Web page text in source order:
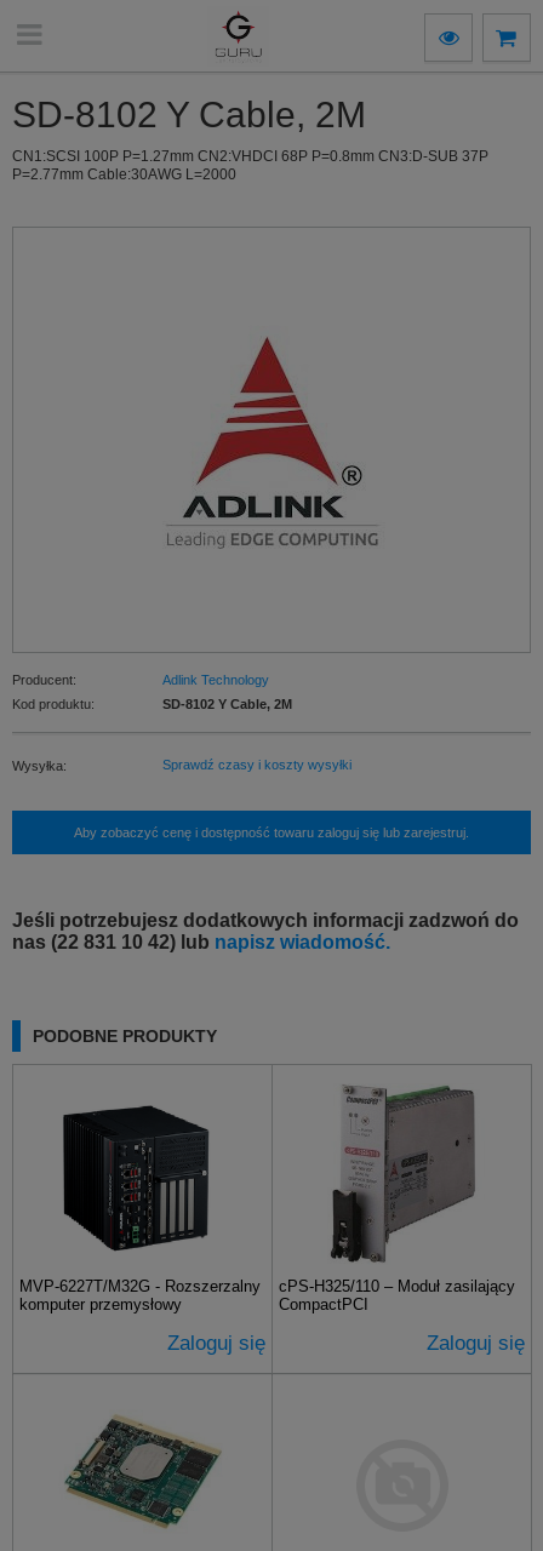
SD-8102 Y Cable, 2M
CN1:SCSI 100P P=1.27mm CN2:VHDCI 68P P=0.8mm CN3:D-SUB 37P
P=2.77mm Cable:30AWG L=2000
Producent:
Adlink Technology
Kod produktu:
SD-8102 Y Cable, 2M
Wysyłka: Sprawdź czasy i koszty wysyłki
Aby zobaczyć cenę i dostępność towaru zaloguj się lub zarejestruj.
Jeśli potrzebujesz dodatkowych informacji zadzwoń do
nas (22 831 10 42) lub napisz wiadomość.
PODOBNE PRODUKTY
MVP-6227T/M32G - Rozszerzalny
komputer przemysłowy
Zaloguj się
cPS-H325/110 – Moduł zasilający
CompactPCI
Zaloguj się